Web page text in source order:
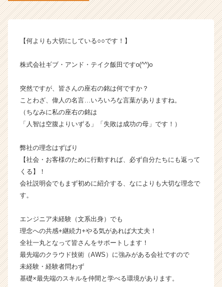
ャ
成
長
企
業
カ
ト
就
活
サ
イ
ト
チ
【何よりも大切にしている○○です！】
株式会社ギブ・アンド・テイク飯田ですo(^^)o
突然ですが、皆さんの座右の銘は何ですか？
ことわざ、偉人の名言…いろいろな言葉がありますね。
（ちなみに私の座右の銘は
「人智は空腹よりいずる」「失敗は成功の母」です！）
弊社の理念はずばり
【社会・お客様のために行動すれば、必ず自分たちにも返って
くる】！
会社説明会でもまず初めに紹介する、なによりも大切な理念で
す。
エンジニア未経験（文系出身）でも
理念への共感+継続力+やる気があれば大丈夫！
全社一丸となって皆さんをサポートします！
最先端のクラウド技術（AWS）に強みがある会社ですので
未経験・経験者問わず
基礎×最先端のスキルを仲間と学べる環境があります。